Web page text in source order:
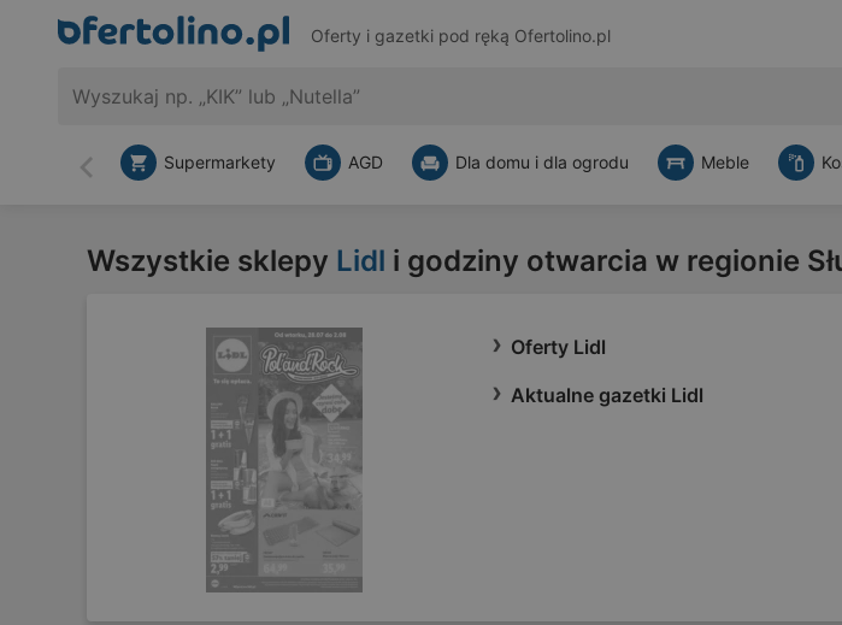
Oferty i gazetki pod ręką Ofertolino.pl
Wstecz
Supermarkety AGD Dla domu i dla ogrodu Meble
Wszystkie sklepy Lidl i godziny otwarcia w regionie
Oferty Lidl
Aktualne gazetki Lidl